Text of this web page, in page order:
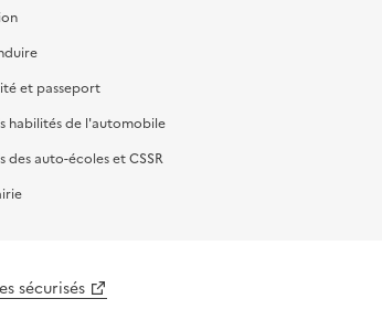
et passeport
habilités de l'automobile
des auto-écoles et CSSR
sécurisés